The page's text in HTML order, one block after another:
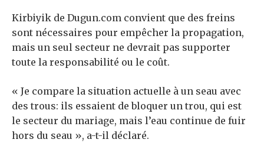
Kirbiyik de Dugun.com convient que des freins
sont nécessaires pour empêcher la propagation,
mais un seul secteur ne devrait pas supporter
toute la responsabilité ou le coût.
« Je compare la situation actuelle à un seau avec
des trous: ils essaient de bloquer un trou, qui est
le secteur du mariage, mais l’eau continue de fuir
hors du seau », a-t-il déclaré.